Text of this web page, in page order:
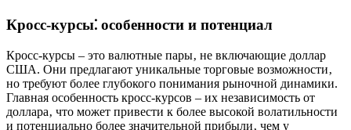
Кросс-курсы⁚ особенности и потенциал
Кросс-курсы – это валютные пары‚ не включающие доллар
США. Они предлагают уникальные торговые возможности‚
но требуют более глубокого понимания рыночной динамики.
Главная особенность кросс-курсов – их независимость от
доллара‚ что может привести к более высокой волатильности
и потенциально более значительной прибыли‚ чем у